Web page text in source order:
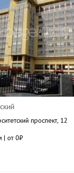
проспект, 12
| от 0₽